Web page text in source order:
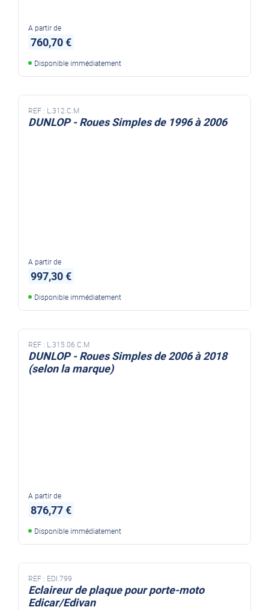
A partir de
760,70 €
Disponible immédiatement
REF : L.312.C.M
DUNLOP - Roues Simples de 1996 à 2006
A partir de
997,30 €
Disponible immédiatement
REF : L.315.06.C.M
DUNLOP - Roues Simples de 2006 à 2018
(selon la marque)
A partir de
876,77 €
Disponible immédiatement
REF : EDI.799
Eclaireur de plaque pour porte-moto
Edicar/Edivan